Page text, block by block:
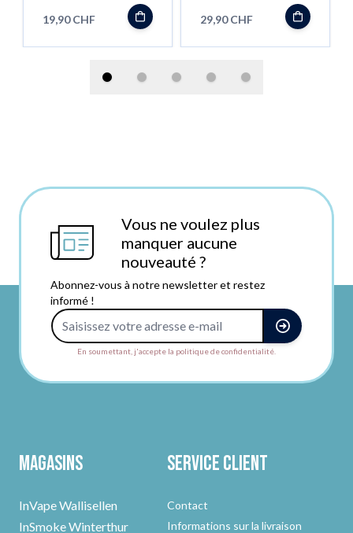
19,90 CHF 29,90 CHF
Vous ne voulez plus
manquer aucune
nouveauté ?
Abonnez-vous à notre newsletter et restez
informé !
En soumettant, j'accepte la politique de confidentialité.
Magasins
InVape Wallisellen
InSmoke Winterthur
Service client
Contact
Informations sur la livraison